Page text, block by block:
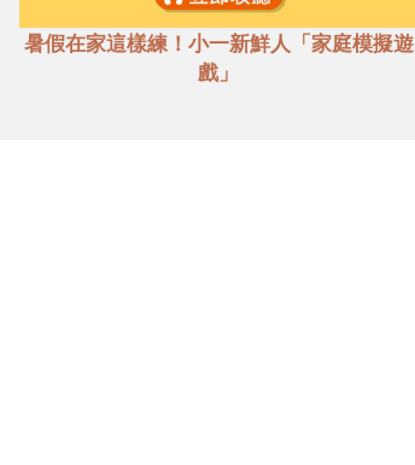
暑假在家這樣練！小一新鮮人「家庭模擬遊
戲」